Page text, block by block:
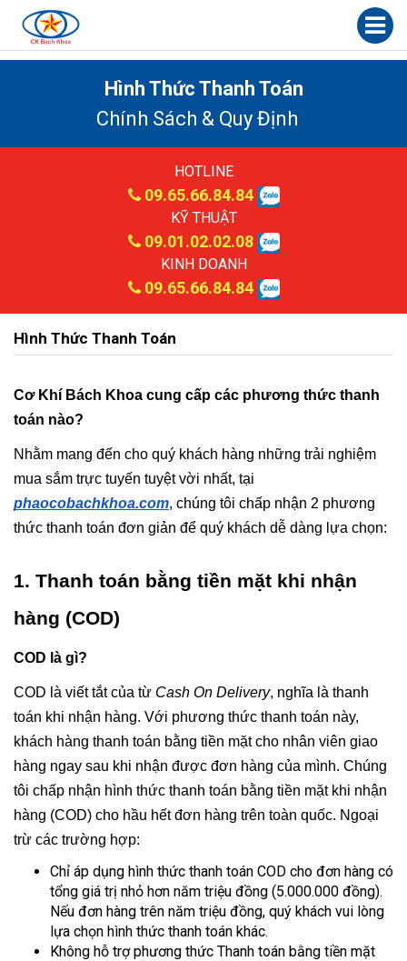
Hình Thức Thanh Toán
Chính Sách & Quy Định
HOTLINE
09.65.66.84.84
KỸ THUẬT
09.01.02.02.08
KINH DOANH
09.65.66.84.84
Hình Thức Thanh Toán
Cơ Khí Bách Khoa cung cấp các phương thức thanh
toán nào?
Nhằm mang đến cho quý khách hàng những trải nghiệm
mua sắm trực tuyến tuyệt vời nhất, tại
phaocobachkhoa.com, chúng tôi chấp nhận 2 phương
thức thanh toán đơn giản để quý khách dễ dàng lựa chọn:
1. Thanh toán bằng tiền mặt khi nhận
hàng (COD)
COD là gì?
COD là viết tắt của từ Cash On Delivery, nghĩa là thanh
toán khi nhận hàng. Với phương thức thanh toán này,
khách hàng thanh toán bằng tiền mặt cho nhân viên giao
hàng ngay sau khi nhận được đơn hàng của mình. Chúng
tôi chấp nhận hình thức thanh toán bằng tiền mặt khi nhận
hàng (COD) cho hầu hết đơn hàng trên toàn quốc. Ngoại
trừ các trường hợp:
Chỉ áp dụng hình thức thanh toán COD cho đơn hàng có
tổng giá trị nhỏ hơn năm triệu đồng (5.000.000 đồng).
Nếu đơn hàng trên năm triệu đồng, quý khách vui lòng
lựa chọn hình thức thanh toán khác.
Không hỗ trợ phương thức Thanh toán bằng tiền mặt